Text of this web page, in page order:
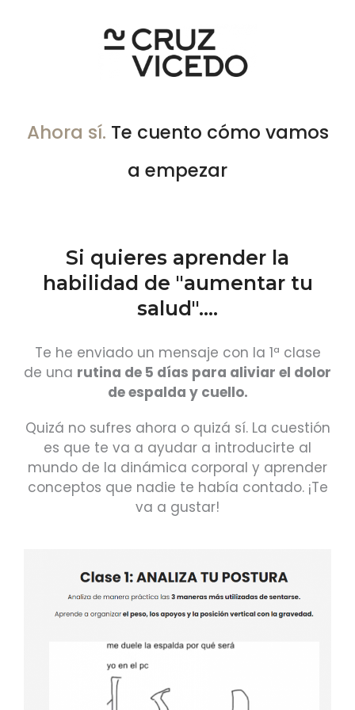
Ahora sí. Te cuento cómo vamos
a empezar
Si quieres aprender la
habilidad de "aumentar tu
salud"....
Te he enviado un mensaje con la 1ª clase
de una rutina de 5 días para aliviar el dolor
de espalda y cuello.
Quizá no sufres ahora o quizá sí. La cuestión
es que te va a ayudar a introducirte al
mundo de la dinámica corporal y aprender
conceptos que nadie te había contado. ¡Te
va a gustar!